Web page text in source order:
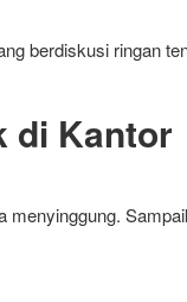
berdiskusi ringan
di Kantor